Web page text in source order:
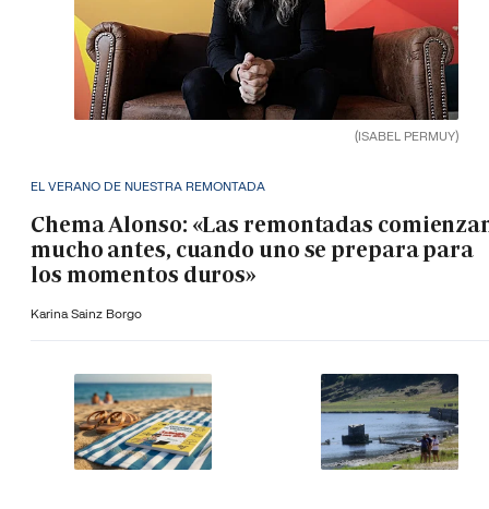
(ISABEL PERMUY)
EL VERANO DE NUESTRA REMONTADA
Chema Alonso: «Las remontadas
mucho antes, cuando uno se prepara para
los momentos duros»
Karina Sainz Borgo